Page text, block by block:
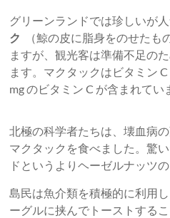
グリーンランドでは珍しいが
ク
（鯨の皮に脂身をのせたも
ますが、観光客は準備不足の
ます。マクタックはビタミン
mg のビタミン C が含まれてい
北極の科学者たちは、壊血病
マクタックを食べました。驚
ドというよりヘーゼルナッツ
島民は魚介類を積極的に利用
ーグルに挟んでトーストするこ